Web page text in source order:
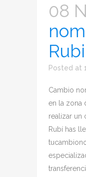
08
Rubi
Posted at
Cambio
en la zona
realizar
Rubí has